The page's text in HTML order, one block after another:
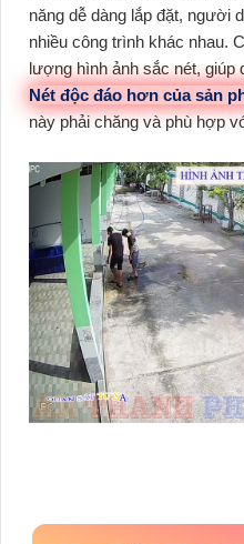
năng dễ dàng lắp đặt, người
nhiều công trình khác nhau.
lượng hình ảnh sắc nét, giúp
Nét độc đáo hơn của sản
này phải chăng và phù hợp